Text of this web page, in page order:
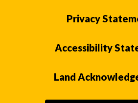
Privacy
Accessibility
Land